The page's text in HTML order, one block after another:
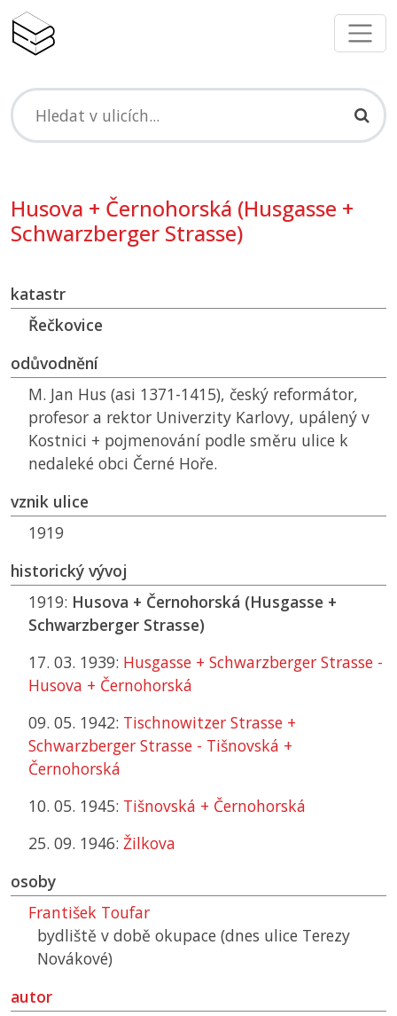
Husova + Černohorská (Husgasse +
Schwarzberger Strasse)
katastr
Řečkovice
odůvodnění
M. Jan Hus (asi 1371-1415), český reformátor,
profesor a rektor Univerzity Karlovy, upálený v
Kostnici + pojmenování podle směru ulice k
nedaleké obci Černé Hoře.
vznik ulice
1919
historický vývoj
1919: Husova + Černohorská (Husgasse +
Schwarzberger Strasse)
17. 03. 1939: Husgasse + Schwarzberger Strasse -
Husova + Černohorská
09. 05. 1942: Tischnowitzer Strasse +
Schwarzberger Strasse - Tišnovská +
Černohorská
10. 05. 1945: Tišnovská + Černohorská
25. 09. 1946: Žilkova
osoby
František Toufar
bydliště v době okupace (dnes ulice Terezy
Novákové)
autor